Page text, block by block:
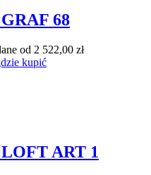
68
od 2 522,00 zł
kupić
ART 1